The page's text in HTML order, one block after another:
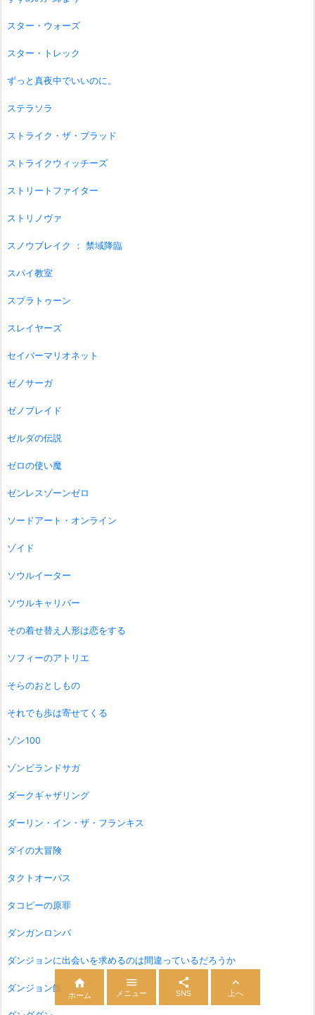
スター・ウォーズ
スター・トレック
ずっと真夜中でいいのに。
ステラソラ
ストライク・ザ・ブラッド
ストライクウィッチーズ
ストリートファイター
ストリノヴァ
スノウブレイク ： 禁域降臨
スパイ教室
スプラトゥーン
スレイヤーズ
セイバーマリオネット
ゼノサーガ
ゼノブレイド
ゼルダの伝説
ゼロの使い魔
ゼンレスゾーンゼロ
ソードアート・オンライン
ゾイド
ソウルイーター
ソウルキャリバー
その着せ替え人形は恋をする
ソフィーのアトリエ
そらのおとしもの
それでも歩は寄せてくる
ゾン100
ゾンビランドサガ
ダークギャザリング
ダーリン・イン・ザ・フランキス
ダイの大冒険
タクトオーパス
タコピーの原罪
ダンガンロンパ
ダンジョンに出会いを求めるのは間違っているだろうか
ダンジョン飯 
ホーム

メニュー

SNS

上へ